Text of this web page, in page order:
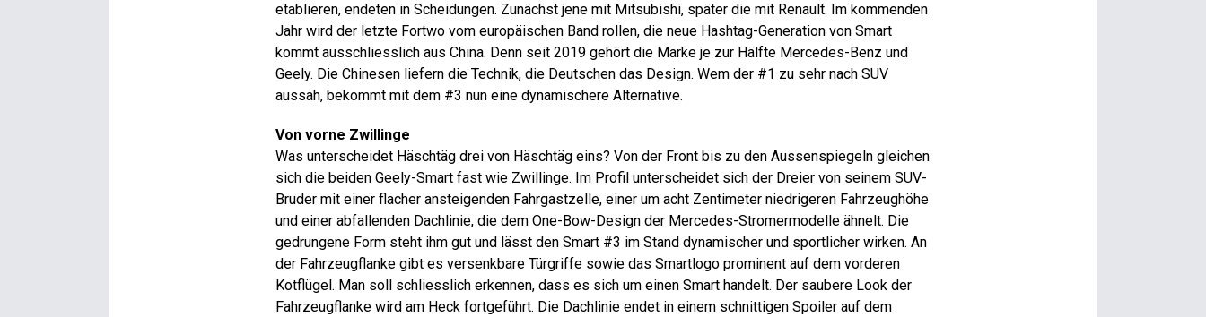
etablieren, endeten in Scheidungen. Zunächst jene mit Mitsubishi, später die mit Renault. Im kommenden
Jahr wird der letzte Fortwo vom europäischen Band rollen, die neue Hashtag-Generation von Smart
kommt ausschliesslich aus China. Denn seit 2019 gehört die Marke je zur Hälfte Mercedes-Benz und
Geely. Die Chinesen liefern die Technik, die Deutschen das Design. Wem der #1 zu sehr nach SUV
aussah, bekommt mit dem #3 nun eine dynamischere Alternative.
Von vorne Zwillinge
Was unterscheidet Häschtäg drei von Häschtäg eins? Von der Front bis zu den Aussenspiegeln gleichen
sich die beiden Geely-Smart fast wie Zwillinge. Im Profil unterscheidet sich der Dreier von seinem SUV-
Bruder mit einer flacher ansteigenden Fahrgastzelle, einer um acht Zentimeter niedrigeren Fahrzeughöhe
und einer abfallenden Dachlinie, die dem One-Bow-Design der Mercedes-Stromermodelle ähnelt. Die
gedrungene Form steht ihm gut und lässt den Smart #3 im Stand dynamischer und sportlicher wirken. An
der Fahrzeugflanke gibt es versenkbare Türgriffe sowie das Smartlogo prominent auf dem vorderen
Kotflügel. Man soll schliesslich erkennen, dass es sich um einen Smart handelt. Der saubere Look der
Fahrzeugflanke wird am Heck fortgeführt. Die Dachlinie endet in ­einem schnittigen Spoiler auf dem